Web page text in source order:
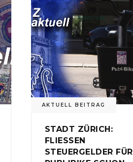
AKTUELL BEITRAG
STADT ZÜRICH:
FLIESSEN
STEUERGELDER FÜR